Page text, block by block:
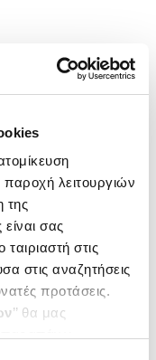
λειτουργιών
της
σας
στις
στις αναζητήσεις
προτάσεις.
’’ θα μας